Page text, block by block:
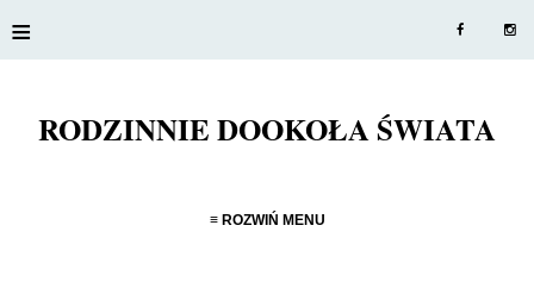
≡
RODZINNIE DOOKOŁA ŚWIATA
≡ ROZWIŃ MENU